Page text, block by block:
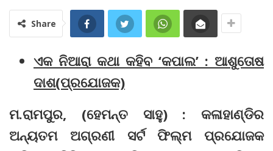
Share
ଏକ ନିଆରା କଥା କହିବ ‘କପାଲ’ : ଆଶୁତୋଷ
ଦାଶ(ପ୍ରଯୋଜକ)
ମ.ରାମପୁର, (ହେମନ୍ତ ସାହୁ) : କଳାହାଣ୍ଡିର
ଅନ୍ୟତମ ଅଗ୍ରଣୀ ସର୍ଟ ଫିଲ୍ମ ପ୍ରଯୋଜକ